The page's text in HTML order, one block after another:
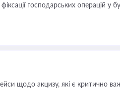
господарських операцій
щодо акцизу, які є критично